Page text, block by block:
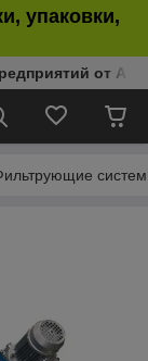
упаковки,
от